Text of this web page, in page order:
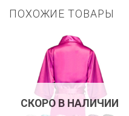
ПОХОЖИЕ ТОВАРЫ
СКОРО В НАЛИЧИИ